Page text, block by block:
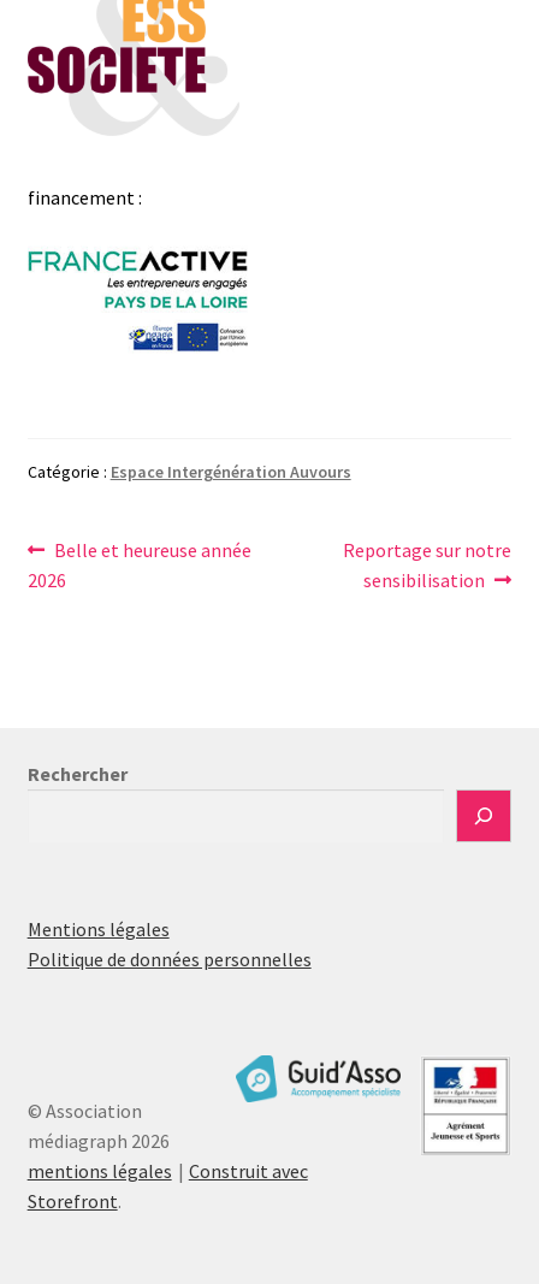
financement :
Catégorie : Espace Intergénération Auvours
Navigation
de
Article
précédent :
Belle et heureuse année
2026
Article
suivant :
Reportage sur notre
sensibilisation
Rechercher
Mentions légales
Politique de données personnelles
© Association
médiagraph 2026
mentions légales
Construit avec
Storefront.